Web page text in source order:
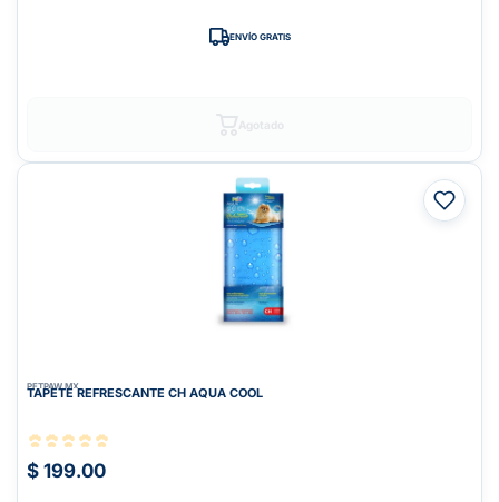
ENVÍO GRATIS
PETPAW.MX
TAPETE REFRESCANTE CH AQUA COOL
$ 199.00